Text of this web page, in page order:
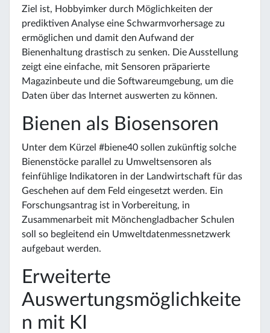
Ziel ist, Hobbyimker durch Möglichkeiten der
prediktiven Analyse eine Schwarmvorhersage zu
ermöglichen und damit den Aufwand der
Bienenhaltung drastisch zu senken. Die Ausstellung
zeigt eine einfache, mit Sensoren präparierte
Magazinbeute und die Softwareumgebung, um die
Daten über das Internet auswerten zu können.
Bienen als Biosensoren
Unter dem Kürzel #biene40 sollen zukünftig solche
Bienenstöcke parallel zu Umweltsensoren als
feinfühlige Indikatoren in der Landwirtschaft für das
Geschehen auf dem Feld eingesetzt werden. Ein
Forschungsantrag ist in Vorbereitung, in
Zusammenarbeit mit Mönchengladbacher Schulen
soll so begleitend ein Umweltdatenmessnetzwerk
aufgebaut werden.
Erweiterte
Auswertungsmöglichkeite
n mit KI